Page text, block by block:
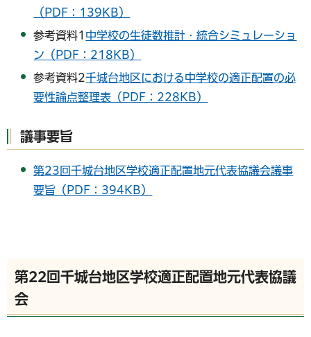
（PDF：139KB）
参考資料1 中学校の生徒数推計・統合シミュレーショ
ン（PDF：218KB）
参考資料2千城台地区における中学校の適正配置の必
要性論点整理表（PDF：228KB）
議事要旨
第23回千城台地区学校適正配置地元代表協議会議事
要旨（PDF：394KB）
第22回千城台地区学校適正配置地元代表協議
会